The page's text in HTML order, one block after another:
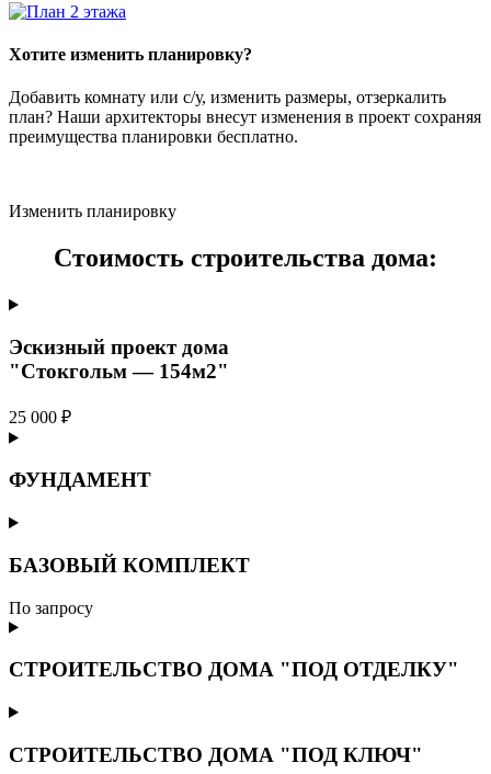
Хотите изменить планировку?
Добавить комнату или с/у, изменить размеры, отзеркалить
план? Наши архитекторы внесут изменения в проект сохраняя
преимущества планировки бесплатно.
Изменить планировку
Стоимость строительства дома:
Эскизный проект дома
"Стокгольм — 154м2"
25 000 ₽
ФУНДАМЕНТ
БАЗОВЫЙ КОМПЛЕКТ
По запросу
СТРОИТЕЛЬСТВО ДОМА "ПОД ОТДЕЛКУ"
СТРОИТЕЛЬСТВО ДОМА "ПОД КЛЮЧ"